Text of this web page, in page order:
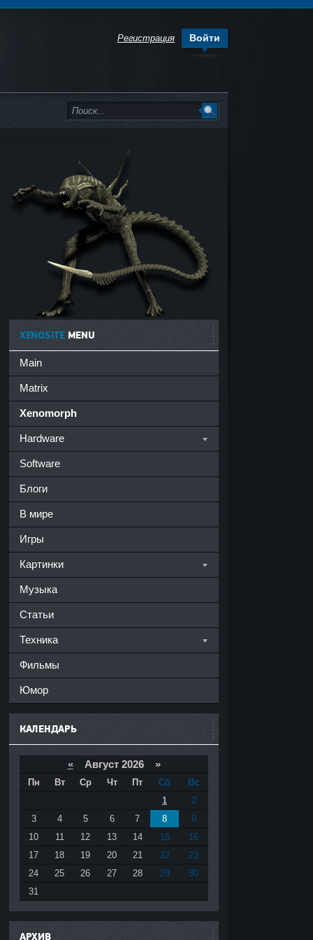
Регистрация Войти
XENOSITEMENU
Main
Matrix
Xenomorph
Hardware
Software
Блоги
В мире
Игры
Картинки
Музыка
Статьи
Техника
Фильмы
Юмор
КАЛЕНДАРЬ
«Август 2026 »
Пн Вт Ср Чт Пт Сб
Вс
1
2
3
4 5 6 7 8
9
10
11 12 13 14 15
16
17
18 19 20 21 22
23
24
25 26 27 28 29
30
31
АРХИВ